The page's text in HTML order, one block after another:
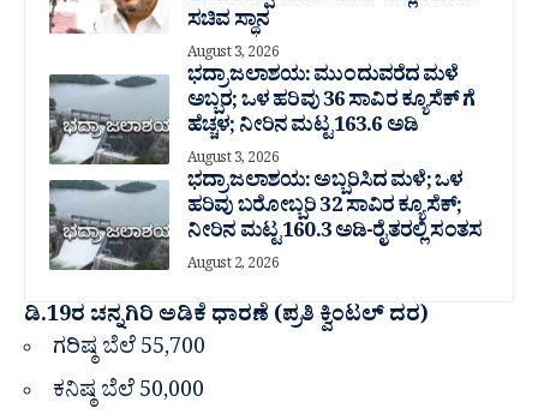
ಸಚಿವ ಸ್ಥಾನ
August 3, 2026
ಭದ್ರಾ ಜಲಾಶಯ: ಮುಂದುವರೆದ ಮಳೆ
ಅಬ್ಬರ; ಒಳ ಹರಿವು 36 ಸಾವಿರ‌ ಕ್ಯೂಸೆಕ್ ಗೆ
ಹೆಚ್ಚಳ; ನೀರಿನ ಮಟ್ಟ 163.6 ಅಡಿ
August 3, 2026
ಭದ್ರಾ ಜಲಾಶಯ: ಅಬ್ಬರಿಸಿದ ಮಳೆ; ಒಳ
ಹರಿವು ಬರೋಬ್ಬರಿ 32 ಸಾವಿರ‌ ಕ್ಯೂಸೆಕ್;
ನೀರಿನ ಮಟ್ಟ 160.3 ಅಡಿ-ರೈತರಲ್ಲಿ ಸಂತಸ
August 2, 2026
ಡಿ‌.19ರ ಚನ್ನಗಿರಿ ಅಡಿಕೆ ಧಾರಣೆ (ಪ್ರತಿ ಕ್ವಿಂಟಲ್ ದರ)
ಗರಿಷ್ಠ ಬೆಲೆ 55,700
ಕನಿಷ್ಠ ಬೆಲೆ 50,000